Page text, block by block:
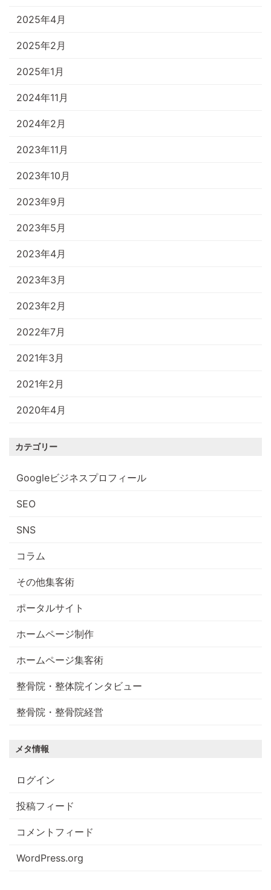
2025年4月
2025年2月
2025年1月
2024年11月
2024年2月
2023年11月
2023年10月
2023年9月
2023年5月
2023年4月
2023年3月
2023年2月
2022年7月
2021年3月
2021年2月
2020年4月
カテゴリー
Googleビジネスプロフィール
SEO
SNS
コラム
その他集客術
ポータルサイト
ホームページ制作
ホームページ集客術
整骨院・整体院インタビュー
整骨院・整骨院経営
メタ情報
ログイン
投稿フィード
コメントフィード
WordPress.org